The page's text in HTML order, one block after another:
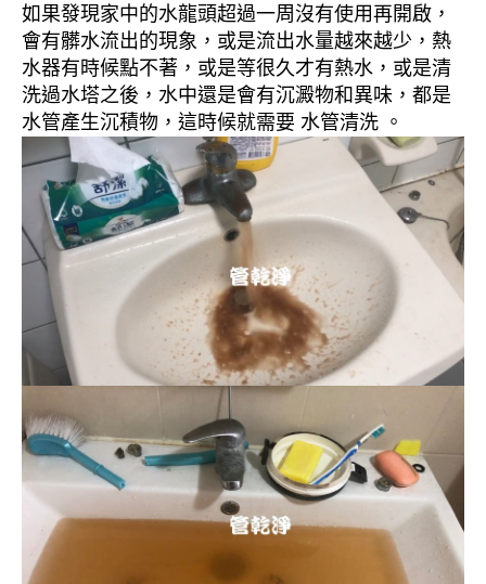
如果發現家中的水龍頭超過一周沒有使用再開啟，
會有髒水流出的現象，或是流出水量越來越少，熱
水器有時候點不著，或是等很久才有熱水，或是清
洗過水塔之後，水中還是會有沉澱物和異味，都是
水管產生沉積物，這時候就需要 水管清洗 。